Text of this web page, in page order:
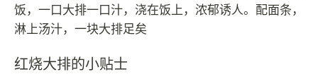
饭，一口大排一口汁，浇在饭上，浓郁诱人。配面条，
淋上汤汁，一块大排足矣
红烧大排的小贴士